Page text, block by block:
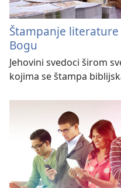
Štampanje
Bogu
Jehovini svedoci širom
kojima se štampa